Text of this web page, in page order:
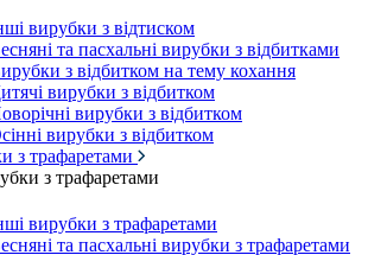
вирубки з відтиском
та пасхальні вирубки з відбитками
з відбитком на тему кохання
вирубки з відбитком
вирубки з відбитком
вирубки з відбитком
з трафаретами
з трафаретами
вирубки з трафаретами
та пасхальні вирубки з трафаретами